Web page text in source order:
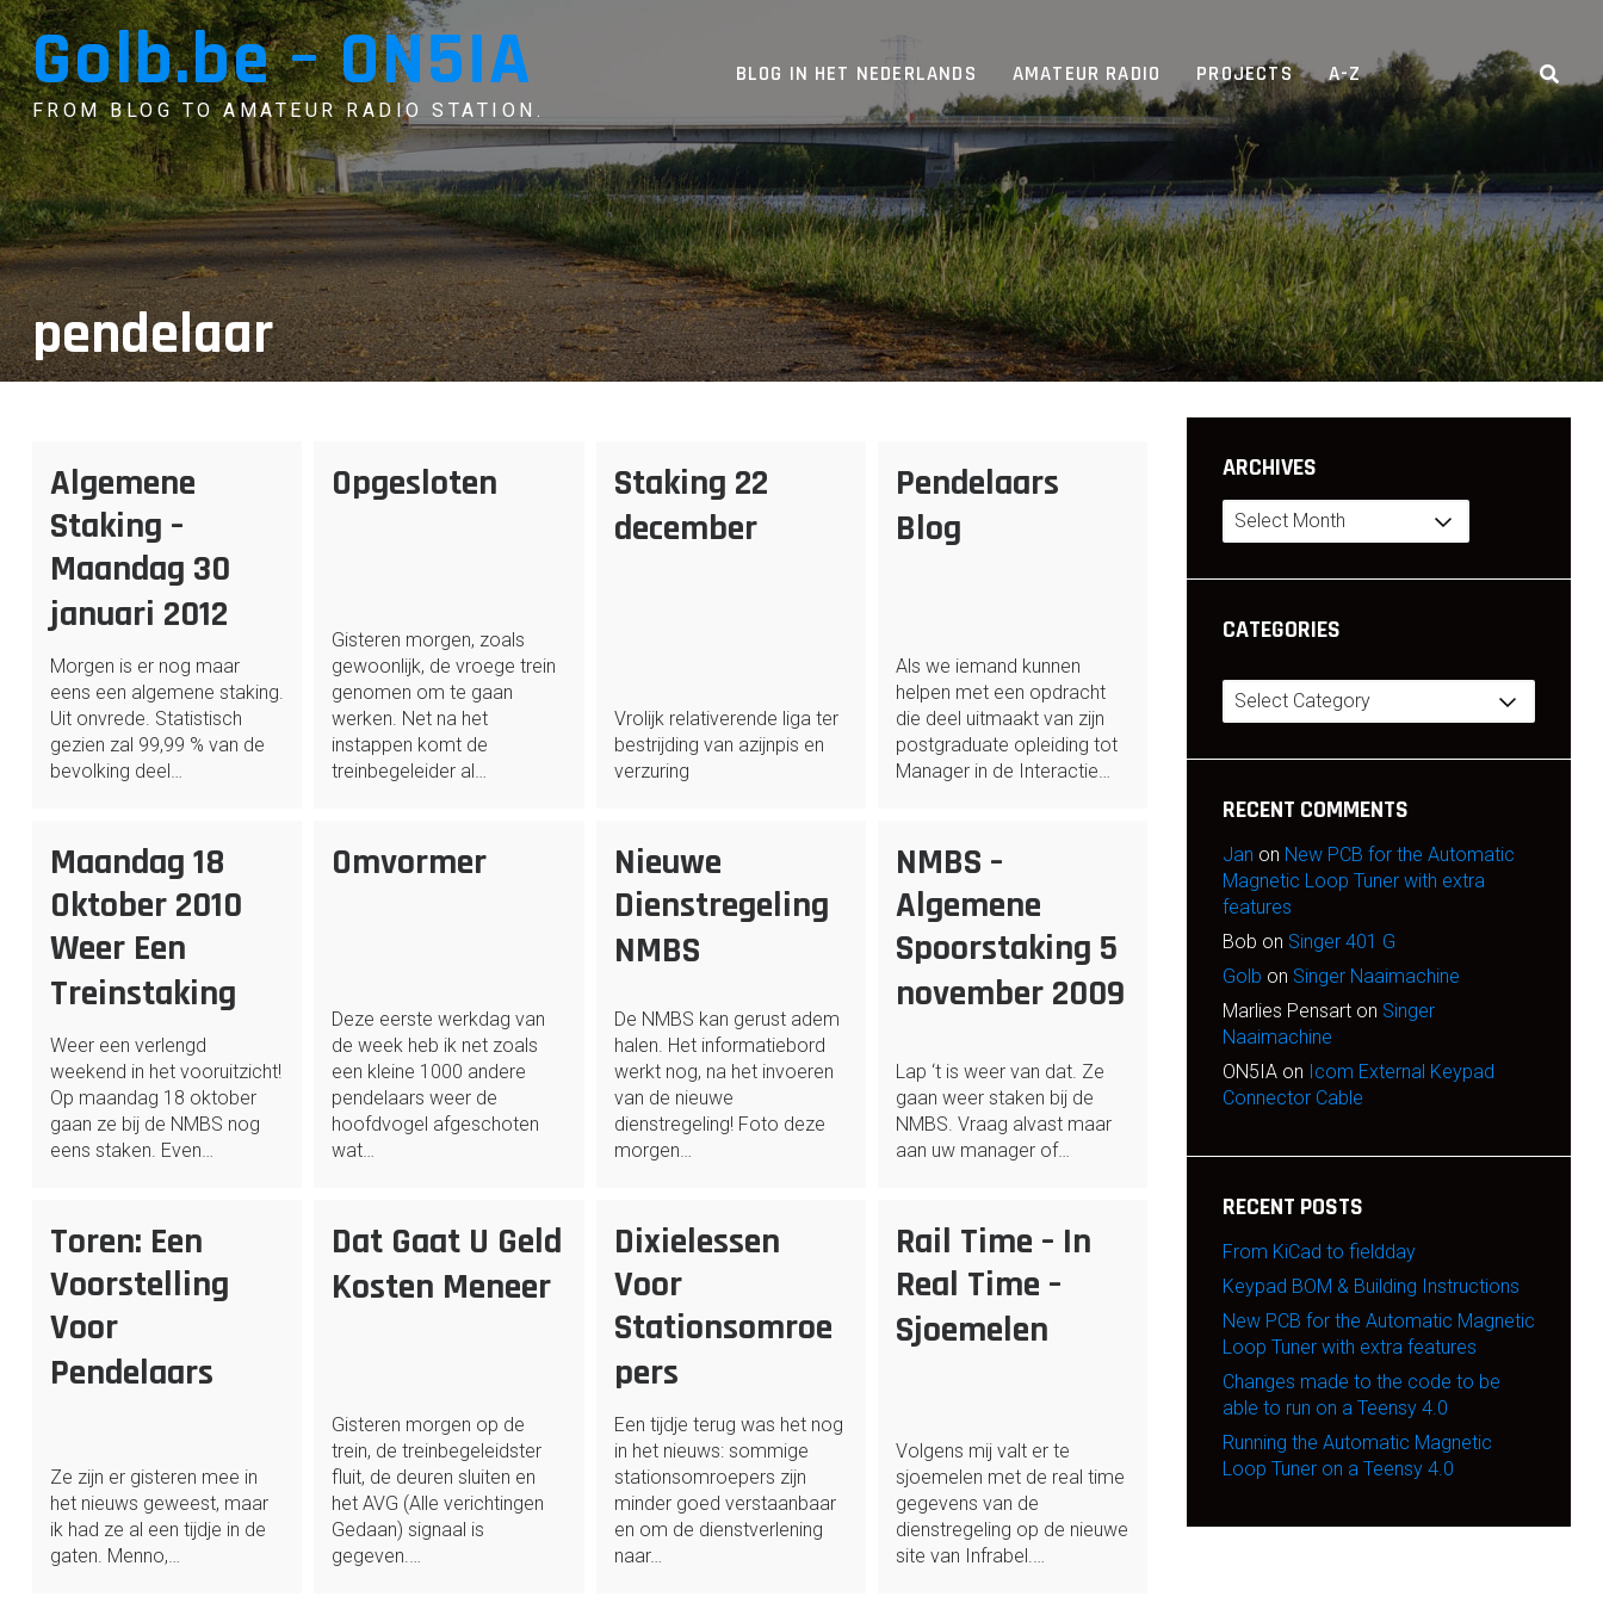
Skip
to
contentGolb.be – ON5IA
FROM BLOG TO AMATEUR RADIO STATION.
BLOG IN HET NEDERLANDS AMATEUR RADIO PROJECTS A-Z
pendelaar
Algemene
Staking –
Maandag 30
januari 2012
Morgen is er nog maar
eens een algemene staking.
Uit onvrede. Statistisch
gezien zal 99,99 % van de
bevolking deel…
Opgesloten
Gisteren morgen, zoals
gewoonlijk, de vroege trein
genomen om te gaan
werken. Net na het
instappen komt de
treinbegeleider al…
Staking 22
december
Vrolijk relativerende liga ter
bestrijding van azijnpis en
verzuring
Pendelaars
Blog
Als we iemand kunnen
helpen met een opdracht
die deel uitmaakt van zijn
postgraduate opleiding tot
Manager in de Interactie…
Maandag 18
Oktober 2010
Weer Een
Treinstaking
Weer een verlengd
weekend in het vooruitzicht!
Op maandag 18 oktober
gaan ze bij de NMBS nog
eens staken. Even…
Omvormer
Deze eerste werkdag van
de week heb ik net zoals
een kleine 1000 andere
pendelaars weer de
hoofdvogel afgeschoten
wat…
Nieuwe
Dienstregeling
NMBS
De NMBS kan gerust adem
halen. Het informatiebord
werkt nog, na het invoeren
van de nieuwe
dienstregeling! Foto deze
morgen…
NMBS –
Algemene
Spoorstaking 5
november 2009
Lap ‘t is weer van dat. Ze
gaan weer staken bij de
NMBS. Vraag alvast maar
aan uw manager of…
Toren: Een
Voorstelling
Voor
Pendelaars
Ze zijn er gisteren mee in
het nieuws geweest, maar
ik had ze al een tijdje in de
gaten. Menno,…
Dat Gaat U Geld
Kosten Meneer
Gisteren morgen op de
trein, de treinbegeleidster
fluit, de deuren sluiten en
het AVG (Alle verichtingen
Gedaan) signaal is
gegeven.…
Dixielessen
Voor
Stationsomroe
pers
Een tijdje terug was het nog
in het nieuws: sommige
stationsomroepers zijn
minder goed verstaanbaar
en om de dienstverlening
naar…
Rail Time – In
Real Time –
Sjoemelen
Volgens mij valt er te
sjoemelen met de real time
gegevens van de
dienstregeling op de nieuwe
site van Infrabel.…
ARCHIVES
Archives
CATEGORIES
Categories
RECENT COMMENTS
Jan on New PCB for the Automatic
Magnetic Loop Tuner with extra
features
Bob on Singer 401 G
Golb on Singer Naaimachine
Marlies Pensarton Singer
Naaimachine
ON5IAon Icom External Keypad
Connector Cable
RECENT POSTS
From KiCad to fieldday
Keypad BOM & Building Instructions
New PCB for the Automatic Magnetic
Loop Tuner with extra features
Changes made to the code to be
able to run on a Teensy 4.0
Running the Automatic Magnetic
Loop Tuner on a Teensy 4.0